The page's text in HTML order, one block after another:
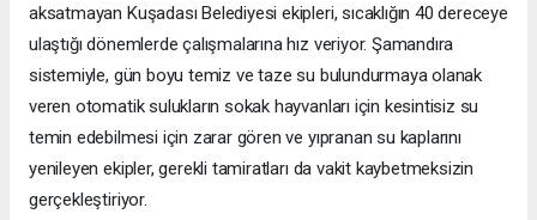
aksatmayan Kuşadası Belediyesi ekipleri, sıcaklığın 40 dereceye
ulaştığı dönemlerde çalışmalarına hız veriyor. Şamandıra
sistemiyle, gün boyu temiz ve taze su bulundurmaya olanak
veren otomatik sulukların sokak hayvanları için kesintisiz su
temin edebilmesi için zarar gören ve yıpranan su kaplarını
yenileyen ekipler, gerekli tamiratları da vakit kaybetmeksizin
gerçekleştiriyor.